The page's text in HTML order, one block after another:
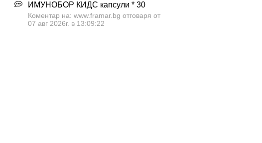
ИМУНОБОР КИДС капсули * 30
Коментар на: www.framar.bg отговаря от
07 авг 2026г. в 13:09:22